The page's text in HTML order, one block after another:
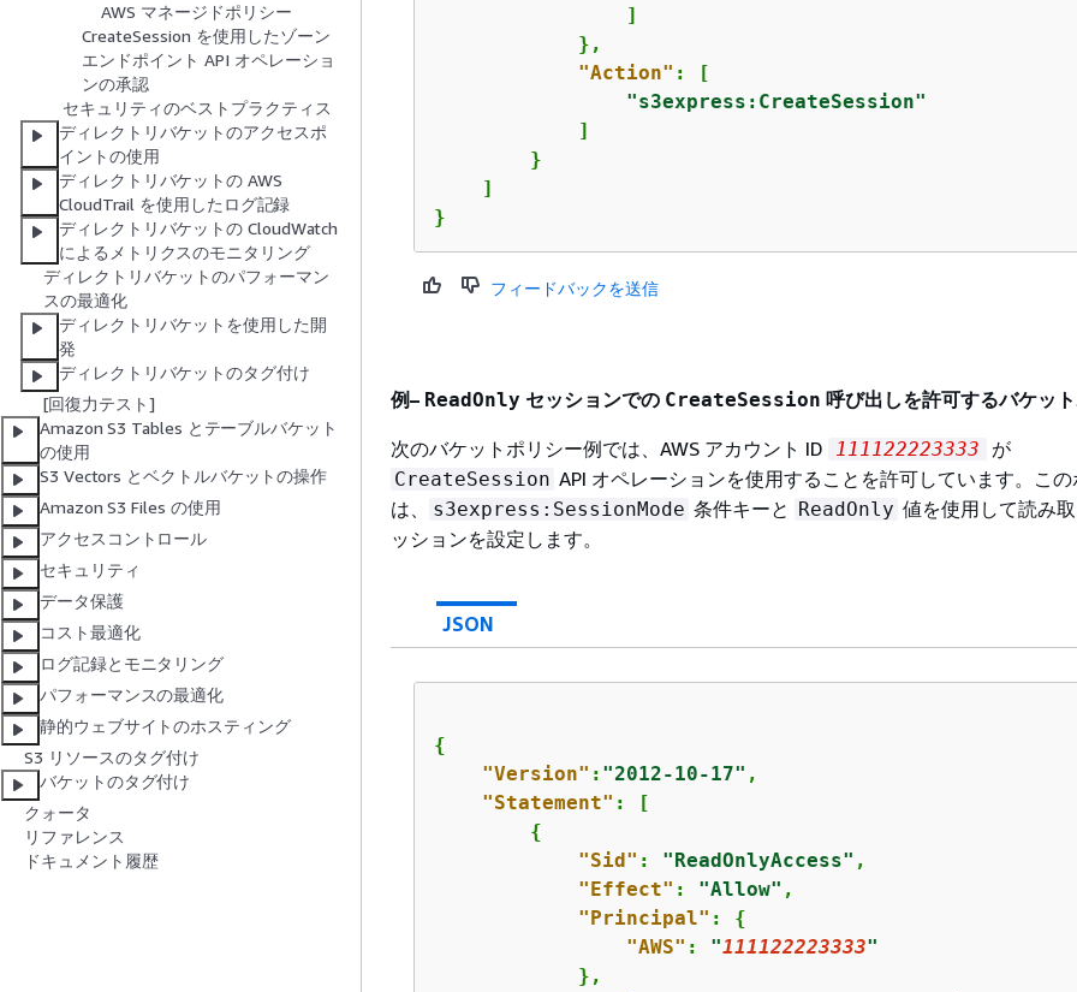
AWS マネージドポリシー
CreateSession を使用したゾーン
エンドポイント API オペレーショ
ンの承認
セキュリティのベストプラクティス
ディレクトリバケットのアクセスポ
イントの使用
ディレクトリバケットの AWS
CloudTrail を使用したログ記録
ディレクトリバケットの CloudWatch
によるメトリクスのモニタリング
ディレクトリバケットのパフォーマン
スの最適化
ディレクトリバケットを使用した開
発
ディレクトリバケットのタグ付け
[回復力テスト]
Amazon S3 Tables とテーブルバケット
の使用
S3 Vectors とベクトルバケットの操作
Amazon S3 Files の使用
アクセスコントロール
セキュリティ
データ保護
コスト最適化
ログ記録とモニタリング
パフォーマンスの最適化
静的ウェブサイトのホスティング
S3 リソースのタグ付け
バケットのタグ付け
クォータ
リファレンス
ドキュメント履歴
                ]
            },
"Action" : [
"s3express:CreateSession"
            ]
        }
    ]
}
フィードバックを送信
例– ReadOnly セッションでの CreateSession 呼び出しを許可するバケッ
次のバケットポリシー例では、AWS アカウント ID 111122223333 が
CreateSession API オペレーションを使用することを許可しています。こ
は、
s3express:SessionMode 条件キーと ReadOnly 値を使用して読み
ッションを設定します。
JSON
{
"Version" : "2012-10-17" ,
"Statement" : [
{
"Sid" : "ReadOnlyAccess" ,
"Effect" : "Allow" ,
"Principal" : {
"AWS" : "111122223333"
            },